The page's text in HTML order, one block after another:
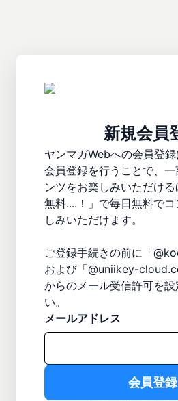
新規会員
ヤンマガWebへの会員登録
会員登録を行うことで、
ンツをお楽しみいただけ
無料....！」で毎日無料で
しみいただけます。
ご登録手続きの前に「
および「@uniikey-
からのメール受信許可を設
い。
メールアドレス